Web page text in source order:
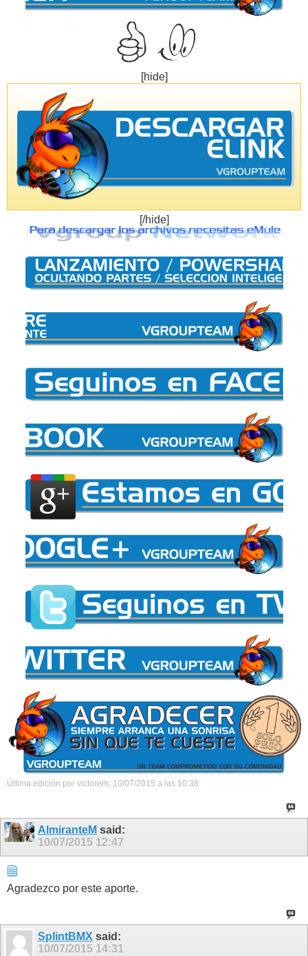
[hide]
[/hide]
Última edición por victorem; 10/07/2015 a las 10:38
AlmiranteM said:
10/07/2015 12:47
Agradezco por este aporte.
SplintBMX said:
10/07/2015 14:31